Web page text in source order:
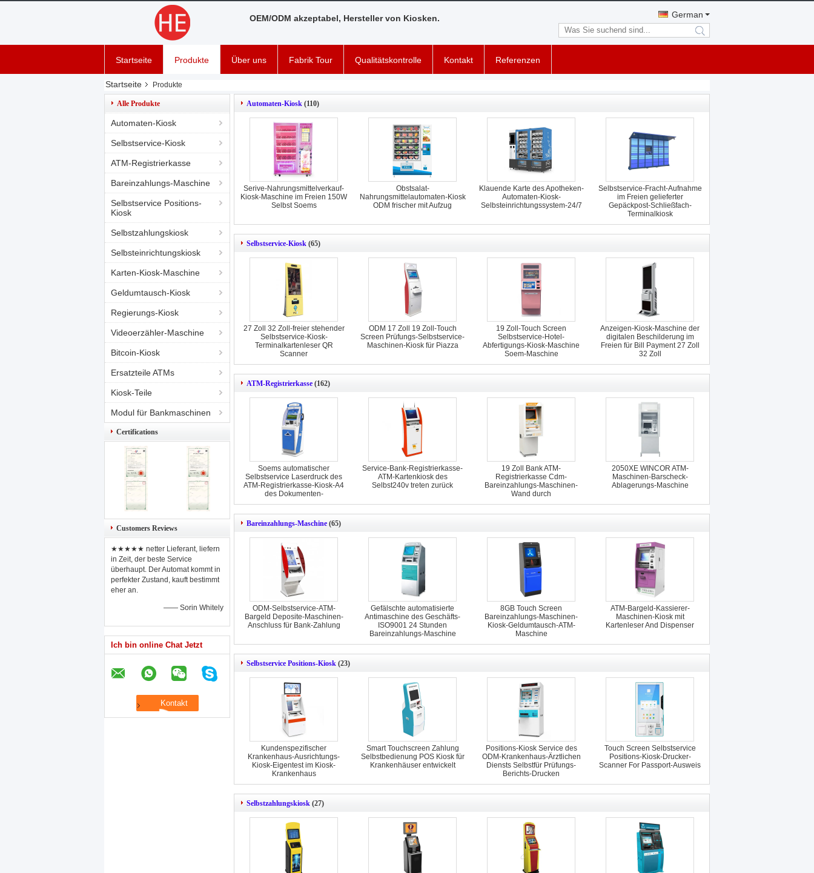
OEM/ODM akzeptabel, Hersteller von Kiosken. German
search
Startseite Produkte Über uns Fabrik Tour Qualitätskontrolle Kontakt Referenzen
Startseite Produkte
Alle Produkte
Automaten-Kiosk
Selbstservice-Kiosk
ATM-Registrierkasse
Bareinzahlungs-Maschine
Selbstservice Positions-
Kiosk
Selbstzahlungskiosk
Selbsteinrichtungskiosk
Karten-Kiosk-Maschine
Geldumtausch-Kiosk
Regierungs-Kiosk
Videoerzähler-Maschine
Bitcoin-Kiosk
Ersatzteile ATMs
Kiosk-Teile
Modul für Bankmaschinen
Certifications
Customers Reviews
★★★★★ netter Lieferant, liefern
in Zeit, der beste Service
überhaupt. Der Automat kommt in
perfekter Zustand, kauft bestimmt
eher an.
—— Sorin Whitely
Ich bin online Chat Jetzt
Automaten-Kiosk (110)
Serive-Nahrungsmittelverkauf-
Kiosk-Maschine im Freien 150W
Selbst Soems
Obstsalat-
Nahrungsmittelautomaten-Kiosk
ODM frischer mit Aufzug
Klauende Karte des Apotheken-
Automaten-Kiosk-
Selbsteinrichtungssystem-24/7
Selbstservice-Fracht-Aufnahme
im Freien gelieferter
Gepäckpost-Schließfach-
Terminalkiosk
Selbstservice-Kiosk (65)
27 Zoll 32 Zoll-freier stehender
Selbstservice-Kiosk-
Terminalkartenleser QR
Scanner
ODM 17 Zoll 19 Zoll-Touch
Screen Prüfungs-Selbstservice-
Maschinen-Kiosk für Piazza
19 Zoll-Touch Screen
Selbstservice-Hotel-
Abfertigungs-Kiosk-Maschine
Soem-Maschine
Anzeigen-Kiosk-Maschine der
digitalen Beschilderung im
Freien für Bill Payment 27 Zoll
32 Zoll
ATM-Registrierkasse (162)
Soems automatischer
Selbstservice Laserdruck des
ATM-Registrierkasse-Kiosk-A4
des Dokumenten-
Service-Bank-Registrierkasse-
ATM-Kartenkiosk des
Selbst240v treten zurück
19 Zoll Bank ATM-
Registrierkasse Cdm-
Bareinzahlungs-Maschinen-
Wand durch
2050XE WINCOR ATM-
Maschinen-Barscheck-
Ablagerungs-Maschine
Bareinzahlungs-Maschine (65)
ODM-Selbstservice-ATM-
Bargeld Deposite-Maschinen-
Anschluss für Bank-Zahlung
Gefälschte automatisierte
Antimaschine des Geschäfts-
ISO9001 24 Stunden
Bareinzahlungs-Maschine
8GB Touch Screen
Bareinzahlungs-Maschinen-
Kiosk-Geldumtausch-ATM-
Maschine
ATM-Bargeld-Kassierer-
Maschinen-Kiosk mit
Kartenleser And Dispenser
Selbstservice Positions-Kiosk (23)
Kundenspezifischer
Krankenhaus-Ausrichtungs-
Kiosk-Eigentest im Kiosk-
Krankenhaus
Smart Touchscreen Zahlung
Selbstbedienung POS Kiosk für
Krankenhäuser entwickelt
Positions-Kiosk Service des
ODM-Krankenhaus-Ärztlichen
Diensts Selbstfür Prüfungs-
Berichts-Drucken
Touch Screen Selbstservice
Positions-Kiosk-Drucker-
Scanner For Passport-Ausweis
Selbstzahlungskiosk (27)